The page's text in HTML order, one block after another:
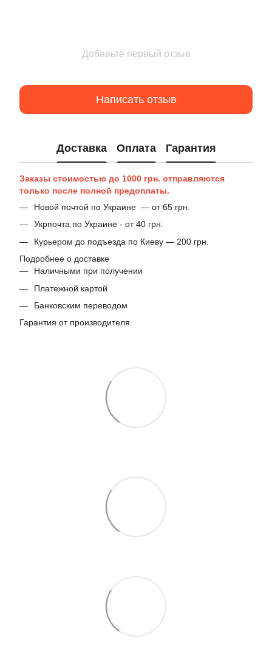
Добавьте первый отзыв
Написать отзыв
Доставка Оплата Гарантия
Заказы стоимостью до 1000 грн. отправляются
только после полной предоплаты.
Новой почтой по Украине — от 65 грн.
Укрпочта по Украине - от 40 грн.
Курьером до подъезда по Киеву — 200 грн.
Подробнее о доставке
Наличными при получении
Платежной картой
Банковским переводом
Гарантия от производителя.